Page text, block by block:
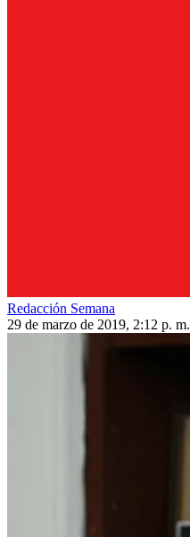
Redacción Semana
29 de marzo de 2019, 2:12 p. m.